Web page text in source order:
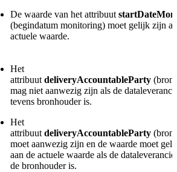
De waarde van het attribuut
(begindatum monitoring) moet gelijk zijn
actuele waarde.
Het
attribuut deliveryAccountableParty
mag niet aanwezig zijn als de
tevens bronhouder is.
Het
attribuut deliveryAccountableParty
moet aanwezig zijn en de waarde moet
aan de actuele waarde als de
de bronhouder is.